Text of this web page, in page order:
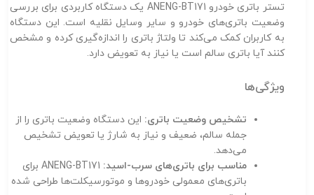
تستر باتری خودرو ANENG-BT171 یک دستگاه کاربردی برای بررسی
وضعیت باتری‌های خودرو و سایر وسایل نقلیه است. این دستگاه
به کاربران کمک می‌کند تا ولتاژ باتری را اندازه‌گیری کرده و مشخص
کنند آیا باتری سالم است یا نیاز به تعویض دارد.
ویژگی‌ها
تشخیص وضعیت باتری: این دستگاه وضعیت باتری را از
جمله سالم، ضعیف و نیاز به شارژ یا تعویض تشخیص
می‌دهد.
مناسب برای باتری‌های سرب-اسید:
ANENG-BT171 برای
باتری‌های معمولی خودروها و موتورسیکلت‌ها طراحی شده